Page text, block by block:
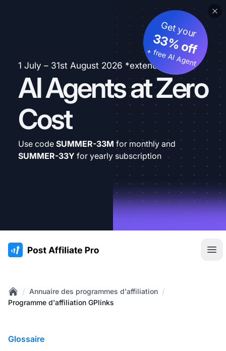
1 July – 31st August 2026 *extended
AI Agents at Zero
Cost
Get your
33% off
+ free AI Agent
Use code SUMMER-33M for monthly and
SUMMER-33Y for yearly subscription
:site.title
Home
/ Annuaire des programmes d'affiliation /
Programme d'affiliation GPlinks
Glossaire